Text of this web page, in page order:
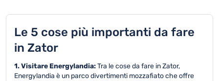
Le 5 cose più importanti da fare
in Zator
1. Visitare Energylandia:Tra le cose da fare in Zator,
Energylandia è un parco divertimenti mozzafiato che offre